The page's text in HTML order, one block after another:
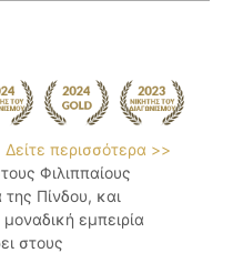
Δείτε περισσότερα >>
Φιλιππαίους
Πίνδου, και
εμπειρία
στους